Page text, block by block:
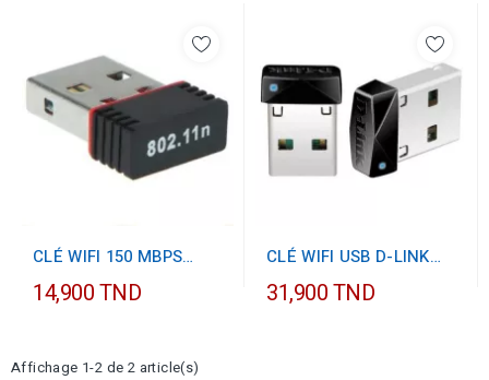
CLÉ WIFI 150 MBPS
1506
14,900 TND
CLÉ WIFI USB D-LINK
DWA-121 - 150 MBPS
31,900 TND
Affichage 1-2 de 2 article(s)